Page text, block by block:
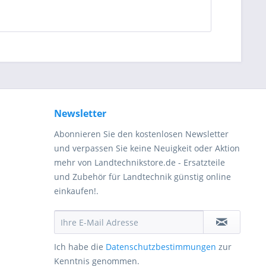
Newsletter
Abonnieren Sie den kostenlosen Newsletter
und verpassen Sie keine Neuigkeit oder Aktion
mehr von Landtechnikstore.de - Ersatzteile
und Zubehör für Landtechnik günstig online
einkaufen!.
Ich habe die Datenschutzbestimmungen zur
Kenntnis genommen.